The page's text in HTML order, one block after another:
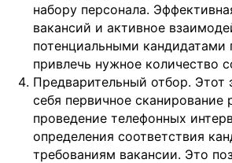
набору персонала.
вакансий и активное
потенциальными кандидатами
привлечь нужное количество
Предварительный отбор. Этот
себя первичное сканирование
проведение телефонных
определения соответствия
требованиям вакансии. Это